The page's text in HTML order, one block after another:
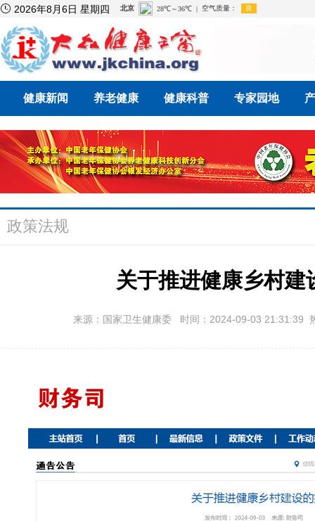
 2026年8月6日 星期四
健康新闻 养老健康 健康科普 专家园地
政策法规
关于推进健康乡村建
来源：国家卫生健康委 时间：2024-09-03 21:31:39